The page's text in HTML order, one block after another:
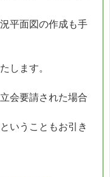
平面図の作成も手
します。
会要請された場合
いうこともお引き